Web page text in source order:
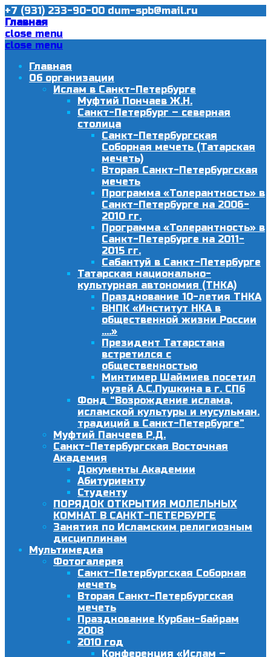
+7 (931) 233-90-00 dum-spb@mail.ru
Главная
close menu
close menu
Главная
Об организации
Ислам в Санкт-Петербурге
Муфтий Пончаев Ж.Н.
Санкт-Петербург – северная
столица
Санкт-Петербургская
Соборная мечеть (Татарская
мечеть)
Вторая Санкт-Петербургская
мечеть
Программа «Толерантность» в
Санкт-Петербурге на 2006-
2010 гг.
Программа «Толерантность» в
Санкт-Петербурге на 2011-
2015 гг.
Сабантуй в Санкт-Петербурге
Татарская национально-
культурная автономия (ТНКА)
Празднование 10-летия ТНКА
ВНПК «Институт НКА в
общественной жизни России
….»
Президент Татарстана
встретился с
общественностью
Минтимер Шаймиев посетил
музей А.С.Пушкина в г. СПб
Фонд “Возрождение ислама,
исламской культуры и мусульман.
традиций в Санкт-Петербурге”
Муфтий Панчеев Р.Д.
Санкт-Петербургская Восточная
Академия
Документы Академии
Абитуриенту
Студенту
ПОРЯДОК ОТКРЫТИЯ МОЛЕЛЬНЫХ
КОМНАТ В САНКТ-ПЕТЕРБУРГЕ
Занятия по Исламским религиозным
дисциплинам
Мультимедиа
Фотогалерея
Санкт-Петербургская Соборная
мечеть
Вторая Санкт-Петербургская
мечеть
Празднование Курбан-байрам
2008
2010 год
Конференция «Ислам –